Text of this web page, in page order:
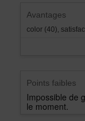
rating.
Avantages
color (40),
Points faibles
Impossible de
le moment.